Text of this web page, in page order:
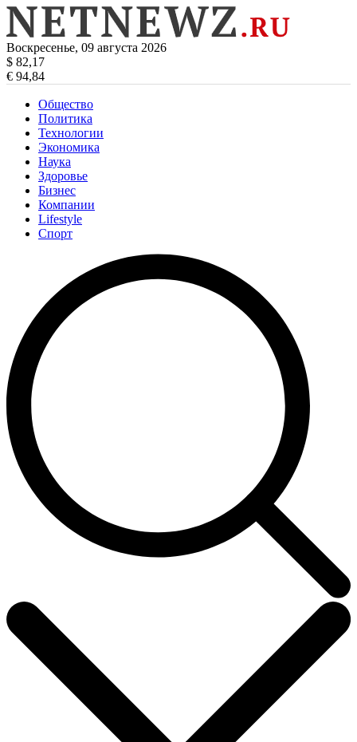
Воскресенье, 09 августа 2026
$ 82,17
€ 94,84
Общество
Политика
Технологии
Экономика
Наука
Здоровье
Бизнес
Компании
Lifestyle
Спорт